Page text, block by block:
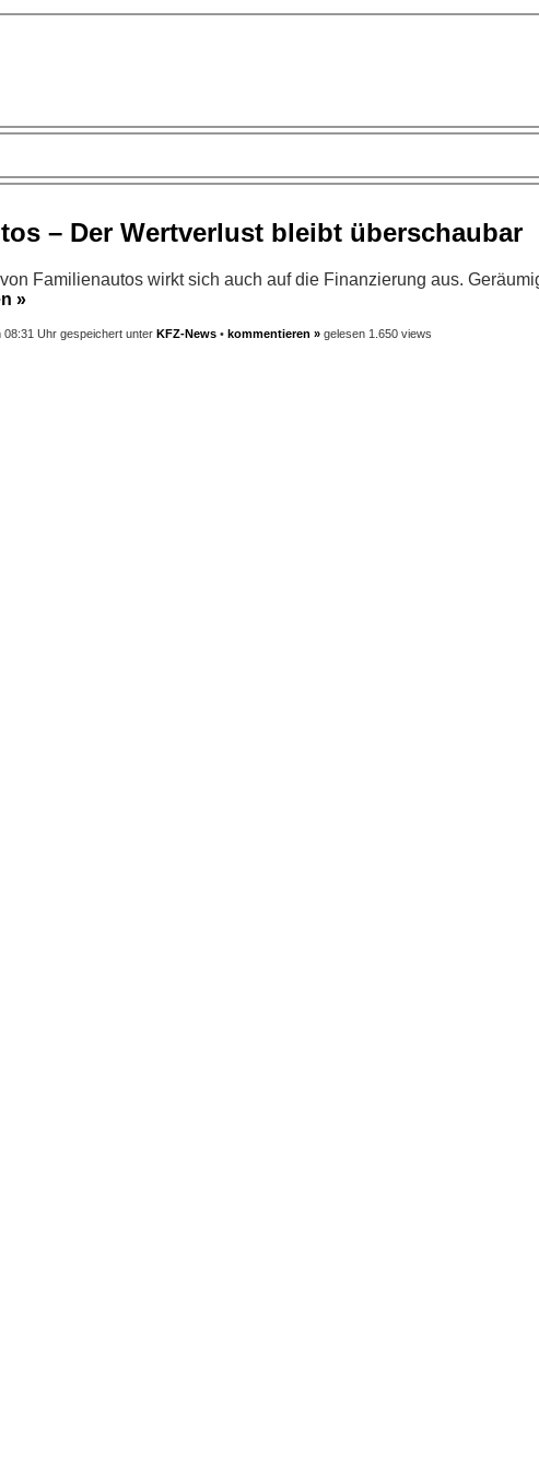
– Der Wertverlust bleibt überschaubar
Familienautos wirkt sich auch auf die Finanzierung aus.
»
08:31 Uhr gespeichert unter KFZ-News • kommentieren » gelesen 1.650 views